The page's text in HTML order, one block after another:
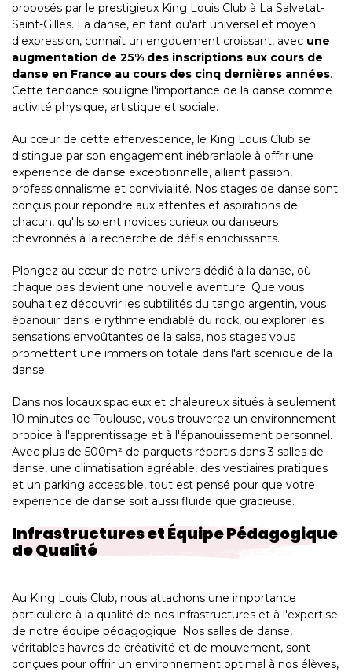
proposés par le prestigieux King Louis Club à La Salvetat-
Saint-Gilles. La danse, en tant qu'art universel et moyen
d'expression, connaît un engouement croissant, avec une
augmentation de 25% des inscriptions aux cours de
danse en France au cours des cinq dernières années.
Cette tendance souligne l'importance de la danse comme
activité physique, artistique et sociale.
Au cœur de cette effervescence, le King Louis Club se
distingue par son engagement inébranlable à offrir une
expérience de danse exceptionnelle, alliant passion,
professionnalisme et convivialité. Nos stages de danse sont
conçus pour répondre aux attentes et aspirations de
chacun, qu'ils soient novices curieux ou danseurs
chevronnés à la recherche de défis enrichissants.
Plongez au cœur de notre univers dédié à la danse, où
chaque pas devient une nouvelle aventure. Que vous
souhaitiez découvrir les subtilités du tango argentin, vous
épanouir dans le rythme endiablé du rock, ou explorer les
sensations envoûtantes de la salsa, nos stages vous
promettent une immersion totale dans l'art scénique de la
danse.
Dans nos locaux spacieux et chaleureux situés à seulement
10 minutes de Toulouse, vous trouverez un environnement
propice à l'apprentissage et à l'épanouissement personnel.
Avec plus de 500m² de parquets répartis dans 3 salles de
danse, une climatisation agréable, des vestiaires pratiques
et un parking accessible, tout est pensé pour que votre
expérience de danse soit aussi fluide que gracieuse.
Infrastructures et Équipe Pédagogique
de Qualité
Au King Louis Club, nous attachons une importance
particulière à la qualité de nos infrastructures et à l'expertise
de notre équipe pédagogique. Nos salles de danse,
véritables havres de créativité et de mouvement, sont
conçues pour offrir un environnement optimal à nos élèves,